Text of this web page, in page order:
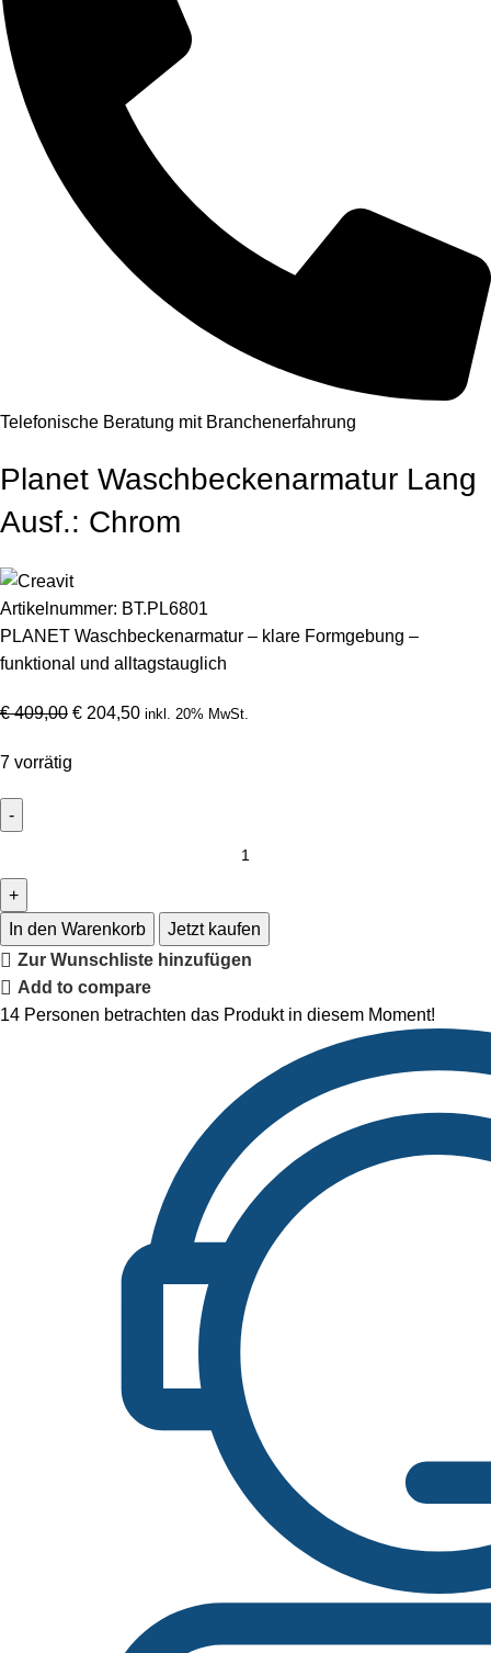
Telefonische Beratung mit Branchenerfahrung
Planet Waschbeckenarmatur Lang
Ausf.: Chrom
Artikelnummer: BT.PL6801
PLANET Waschbeckenarmatur – klare Formgebung –
funktional und alltagstauglich
€409,00 € 204,50 inkl. 20% MwSt.
7 vorrätig
In den Warenkorb
Jetzt kaufen
Zur Wunschliste hinzufügen
Add to compare
14 Personen betrachten das Produkt in diesem Moment!